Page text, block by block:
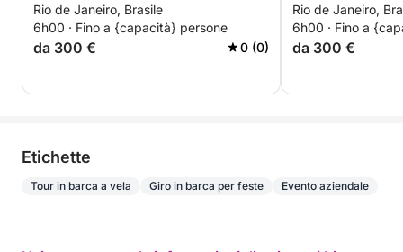
Rio de Janeiro, Brasile
6h00 · Fino a {capacità} persone
da 300 € 0 (0)
Rio de Janeiro,
6h00 · Fino a
da 300 €
Etichette
Tour in barca a vela Giro in barca per feste Evento aziendale